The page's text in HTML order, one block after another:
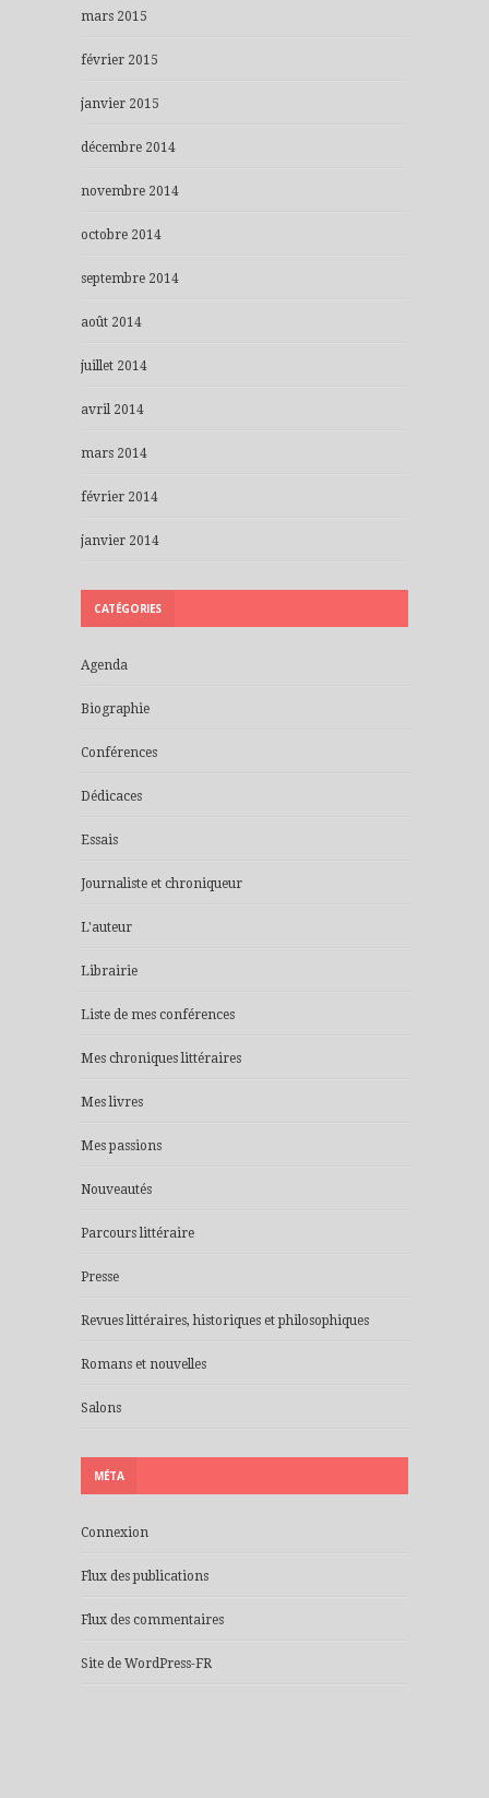
mars 2015
février 2015
janvier 2015
décembre 2014
novembre 2014
octobre 2014
septembre 2014
août 2014
juillet 2014
avril 2014
mars 2014
février 2014
janvier 2014
CATÉGORIES
Agenda
Biographie
Conférences
Dédicaces
Essais
Journaliste et chroniqueur
L'auteur
Librairie
Liste de mes conférences
Mes chroniques littéraires
Mes livres
Mes passions
Nouveautés
Parcours littéraire
Presse
Revues littéraires, historiques et philosophiques
Romans et nouvelles
Salons
MÉTA
Connexion
Flux des publications
Flux des commentaires
Site de WordPress-FR